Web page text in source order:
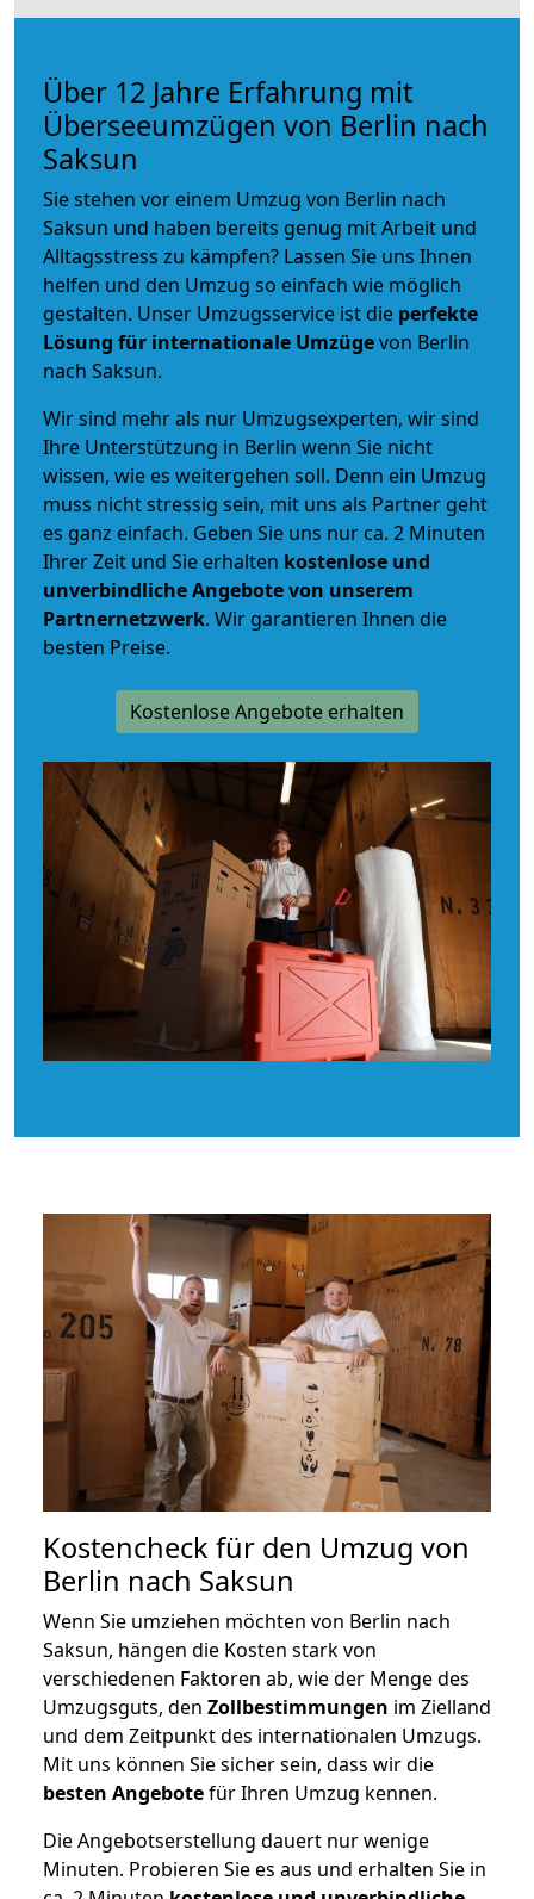
Über 12 Jahre Erfahrung mit
Überseeumzügen von Berlin nach
Saksun
Sie stehen vor einem Umzug von Berlin nach
Saksun und haben bereits genug mit Arbeit und
Alltagsstress zu kämpfen? Lassen Sie uns Ihnen
helfen und den Umzug so einfach wie möglich
gestalten. Unser Umzugsservice ist die perfekte
Lösung für internationale Umzügevon Berlin
nach Saksun.
Wir sind mehr als nur Umzugsexperten, wir sind
Ihre Unterstützung in Berlin wenn Sie nicht
wissen, wie es weitergehen soll. Denn ein Umzug
muss nicht stressig sein, mit uns als Partner geht
es ganz einfach. Geben Sie uns nur ca. 2 Minuten
Ihrer Zeit und Sie erhalten kostenlose und
unverbindlicheAngebote von unserem
Partnernetzwerk. Wir garantieren Ihnen die
besten Preise.
Kostenlose Angebote erhalten
Kostencheck für den Umzug von
Berlin nach Saksun
Wenn Sie umziehen möchten von Berlin nach
Saksun, hängen die Kosten stark von
verschiedenen Faktoren ab, wie der Menge des
Umzugsguts, den Zollbestimmungen im Zielland
und dem Zeitpunkt des internationalen Umzugs.
Mit uns können Sie sicher sein, dass wir die
besten Angebotefür Ihren Umzug kennen.
Die Angebotserstellung dauert nur wenige
Minuten. Probieren Sie es aus und erhalten Sie in